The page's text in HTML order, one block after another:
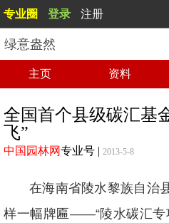
专业圈 登录 注册
绿意盎然
主页 资料
全国首个县级碳汇基
飞”
中国园林网专业号 | 2013-5-8
在海南省陵水黎族自治
样一幅牌匾——“陵水碳汇专